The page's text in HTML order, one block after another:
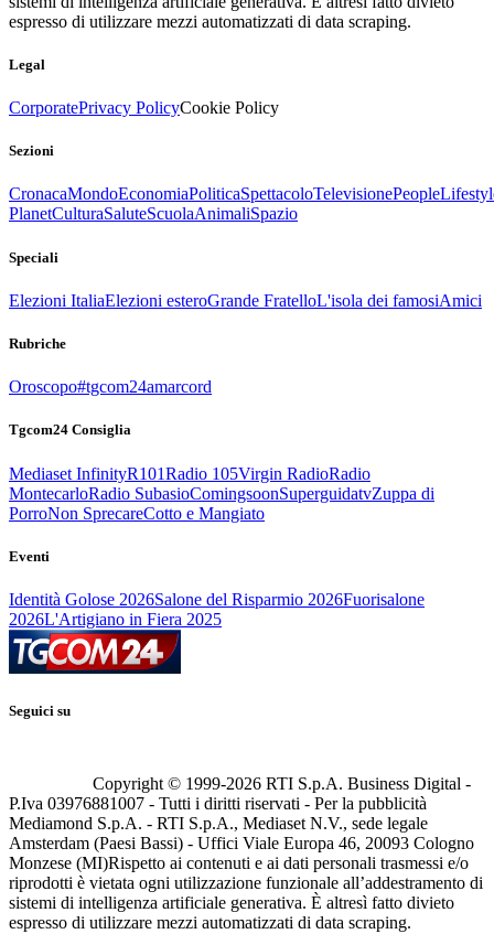
espresso di utilizzare mezzi automatizzati di data scraping.
Legal
CorporatePrivacy PolicyCookie Policy
Sezioni
CronacaMondoEconomiaPoliticaSpettacoloTelevisionePeople
PlanetCulturaSaluteScuolaAnimaliSpazio
Speciali
Elezioni ItaliaElezioni esteroGrande FratelloL'isola dei famosiAmici
Rubriche
Oroscopo#tgcom24amarcord
Tgcom24 Consiglia
Mediaset InfinityR101Radio 105Virgin RadioRadio
MontecarloRadio SubasioComingsoonSuperguidatvZuppa di
PorroNon SprecareCotto e Mangiato
Eventi
Identità Golose 2026Salone del Risparmio 2026Fuorisalone
2026L'Artigiano in Fiera 2025
Seguici su
Copyright © 1999-2026 RTI S.p.A. Business Digital -
P.Iva 03976881007 - Tutti i diritti riservati - Per la pubblicità
Mediamond S.p.A. - RTI S.p.A., Mediaset N.V., sede legale
Amsterdam (Paesi Bassi) - Uffici Viale Europa 46, 20093 Cologno
Monzese (MI)Rispetto ai contenuti e ai dati personali trasmessi e/o
riprodotti è vietata ogni utilizzazione funzionale all’addestramento di
sistemi di intelligenza artificiale generativa. È altresì fatto divieto
espresso di utilizzare mezzi automatizzati di data scraping.